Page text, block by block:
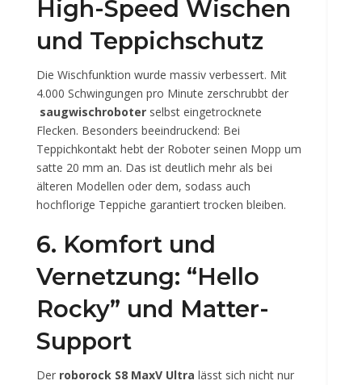
High-Speed Wischen
und Teppichschutz
Die Wischfunktion wurde massiv verbessert. Mit
4.000 Schwingungen pro Minute zerschrubbt der
saugwischroboter selbst eingetrocknete
Flecken. Besonders beeindruckend: Bei
Teppichkontakt hebt der Roboter seinen Mopp um
satte 20 mm an. Das ist deutlich mehr als bei
älteren Modellen oder dem, sodass auch
hochflorige Teppiche garantiert trocken bleiben.
6. Komfort und
Vernetzung: “Hello
Rocky” und Matter-
Support
Der roborock S8 MaxV Ultra lässt sich nicht nur